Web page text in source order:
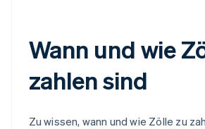
Wann und wie
zahlen sind
Zu wissen, wann und wie Zölle zu